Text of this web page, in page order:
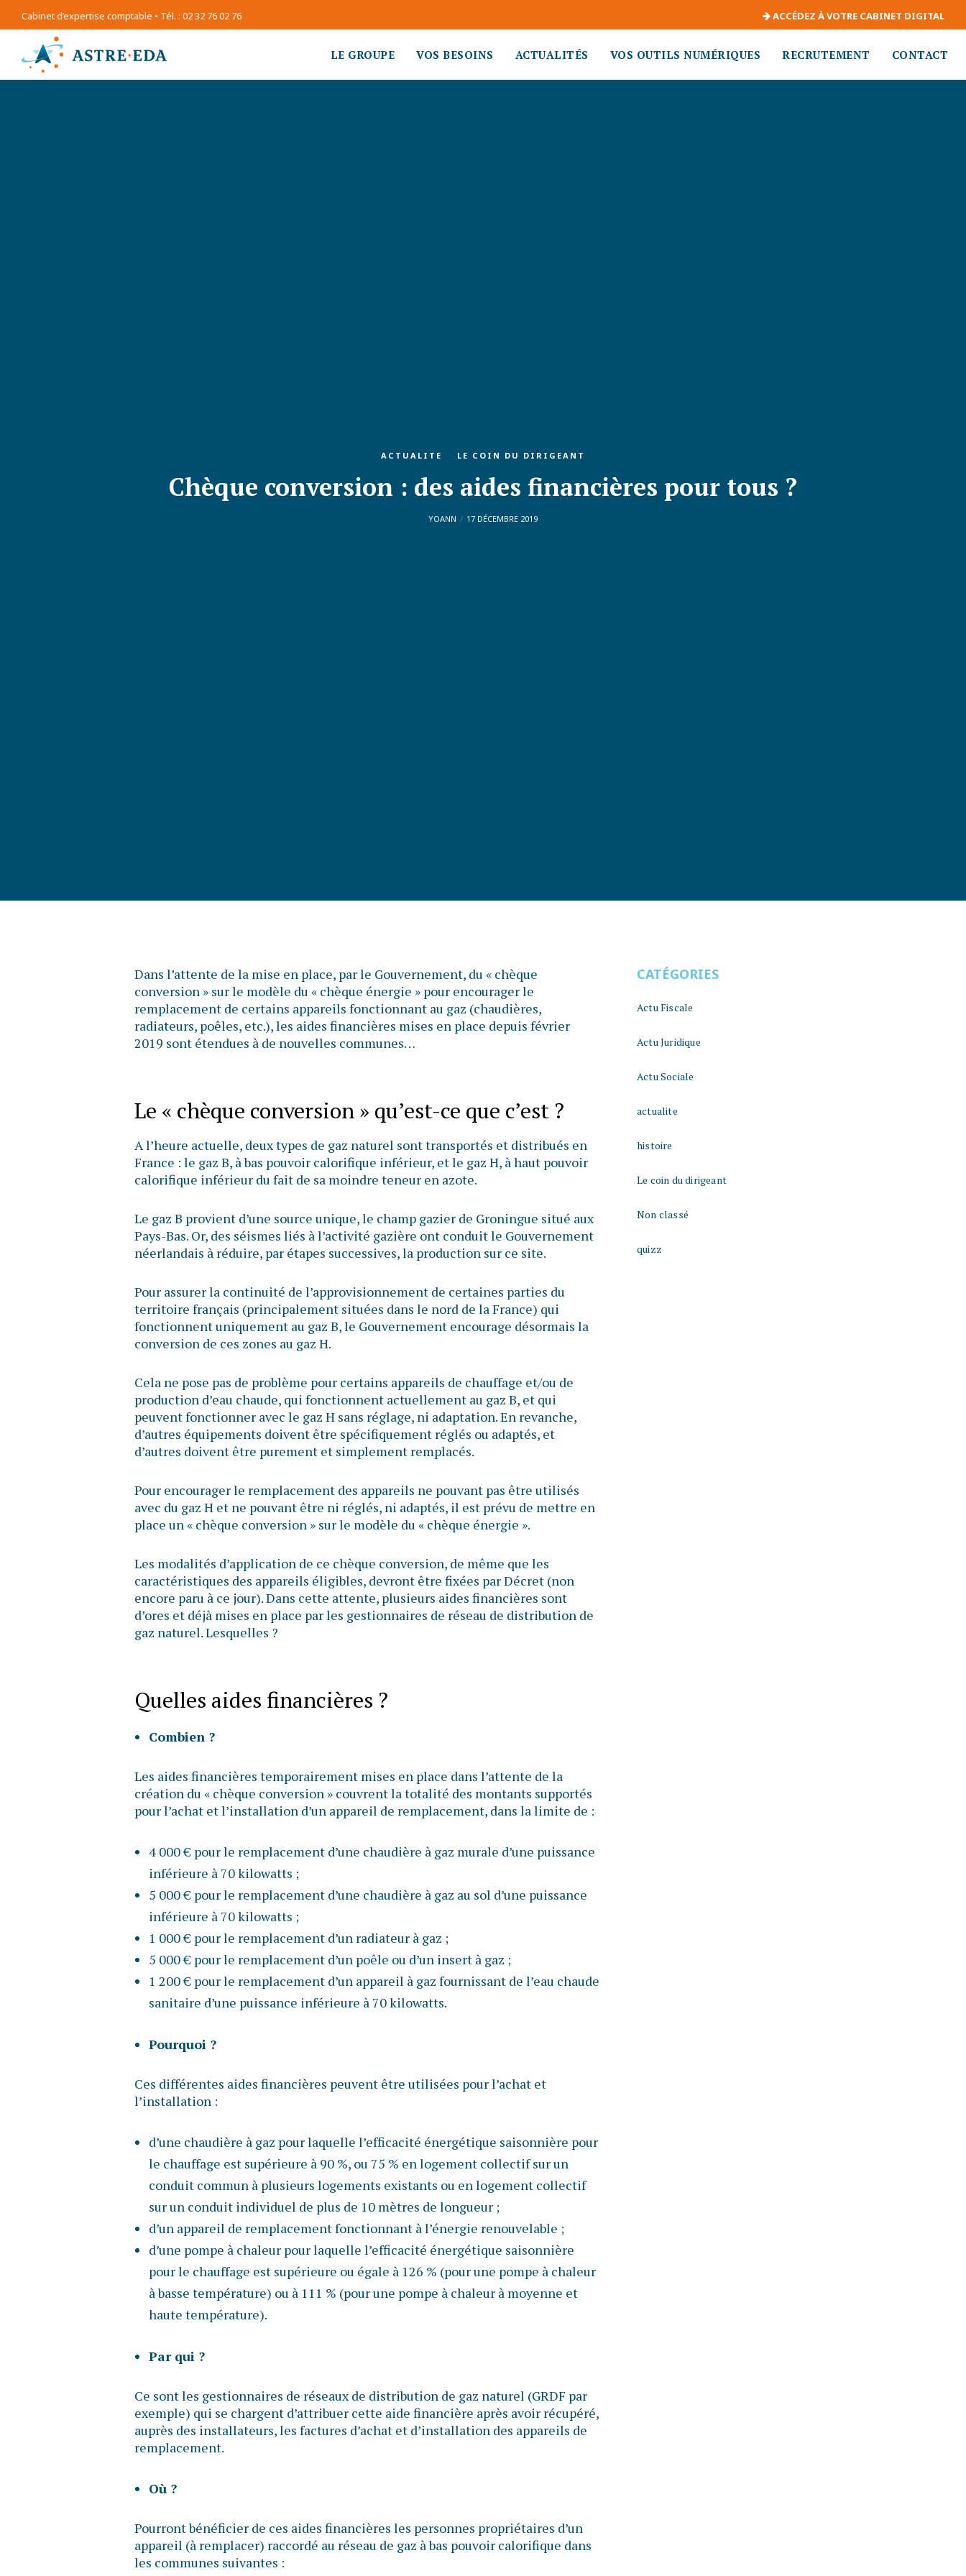
Cabinet d’expertise comptable • Tél. : 02 32 76 02 76 ACCÉDEZ À VOTRE CABINET DIGITAL
LE GROUPE VOS BESOINS ACTUALITÉS VOS OUTILS NUMÉRIQUES RECRUTEMENT CONTACT
ACTUALITE LE COIN DU DIRIGEANT
Chèque conversion : des aides financières pour tous ?
YOANN 17 DÉCEMBRE 2019
Dans l’attente de la mise en place, par le Gouvernement, du « chèque
conversion » sur le modèle du « chèque énergie » pour encourager le
remplacement de certains appareils fonctionnant au gaz (chaudières,
radiateurs, poêles, etc.), les aides financières mises en place depuis février
2019 sont étendues à de nouvelles communes…
Le « chèque conversion » qu’est-ce que c’est ?
A l’heure actuelle, deux types de gaz naturel sont transportés et distribués en
France : le gaz B, à bas pouvoir calorifique inférieur, et le gaz H, à haut pouvoir
calorifique inférieur du fait de sa moindre teneur en azote.
Le gaz B provient d’une source unique, le champ gazier de Groningue situé aux
Pays-Bas. Or, des séismes liés à l’activité gazière ont conduit le Gouvernement
néerlandais à réduire, par étapes successives, la production sur ce site.
Pour assurer la continuité de l’approvisionnement de certaines parties du
territoire français (principalement situées dans le nord de la France) qui
fonctionnent uniquement au gaz B, le Gouvernement encourage désormais la
conversion de ces zones au gaz H.
Cela ne pose pas de problème pour certains appareils de chauffage et/ou de
production d’eau chaude, qui fonctionnent actuellement au gaz B, et qui
peuvent fonctionner avec le gaz H sans réglage, ni adaptation. En revanche,
d’autres équipements doivent être spécifiquement réglés ou adaptés, et
d’autres doivent être purement et simplement remplacés.
Pour encourager le remplacement des appareils ne pouvant pas être utilisés
avec du gaz H et ne pouvant être ni réglés, ni adaptés, il est prévu de mettre en
place un « chèque conversion » sur le modèle du « chèque énergie ».
Les modalités d’application de ce chèque conversion, de même que les
caractéristiques des appareils éligibles, devront être fixées par Décret (non
encore paru à ce jour). Dans cette attente, plusieurs aides financières sont
d’ores et déjà mises en place par les gestionnaires de réseau de distribution de
gaz naturel. Lesquelles ?
Quelles aides financières ?
Combien ?
Les aides financières temporairement mises en place dans l’attente de la
création du « chèque conversion » couvrent la totalité des montants supportés
pour l’achat et l’installation d’un appareil de remplacement, dans la limite de :
4 000 € pour le remplacement d’une chaudière à gaz murale d’une puissance
inférieure à 70 kilowatts ;
5 000 € pour le remplacement d’une chaudière à gaz au sol d’une puissance
inférieure à 70 kilowatts ;
1 000 € pour le remplacement d’un radiateur à gaz ;
5 000 € pour le remplacement d’un poêle ou d’un insert à gaz ;
1 200 € pour le remplacement d’un appareil à gaz fournissant de l’eau chaude
sanitaire d’une puissance inférieure à 70 kilowatts.
Pourquoi ?
Ces différentes aides financières peuvent être utilisées pour l’achat et
l’installation :
d’une chaudière à gaz pour laquelle l’efficacité énergétique saisonnière pour
le chauffage est supérieure à 90 %, ou 75 % en logement collectif sur un
conduit commun à plusieurs logements existants ou en logement collectif
sur un conduit individuel de plus de 10 mètres de longueur ;
d’un appareil de remplacement fonctionnant à l’énergie renouvelable ;
d’une pompe à chaleur pour laquelle l’efficacité énergétique saisonnière
pour le chauffage est supérieure ou égale à 126 % (pour une pompe à chaleur
à basse température) ou à 111 % (pour une pompe à chaleur à moyenne et
haute température).
Par qui ?
Ce sont les gestionnaires de réseaux de distribution de gaz naturel (GRDF par
exemple) qui se chargent d’attribuer cette aide financière après avoir récupéré,
auprès des installateurs, les factures d’achat et d’installation des appareils de
remplacement.
Où ?
Pourront bénéficier de ces aides financières les personnes propriétaires d’un
appareil (à remplacer) raccordé au réseau de gaz à bas pouvoir calorifique dans
les communes suivantes :
CATÉGORIES
Actu Fiscale
Actu Juridique
Actu Sociale
actualite
histoire
Le coin du dirigeant
Non classé
quizz